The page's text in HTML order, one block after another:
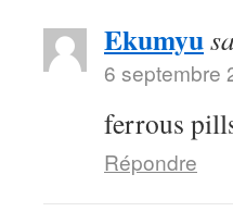
Ekumyu
6 septembre
ferrous
Répondre